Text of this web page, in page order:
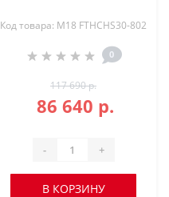
Код товара: M18 FTHCHS30-802
0
117 690 р.
86 640 р.
- +
В КОРЗИНУ